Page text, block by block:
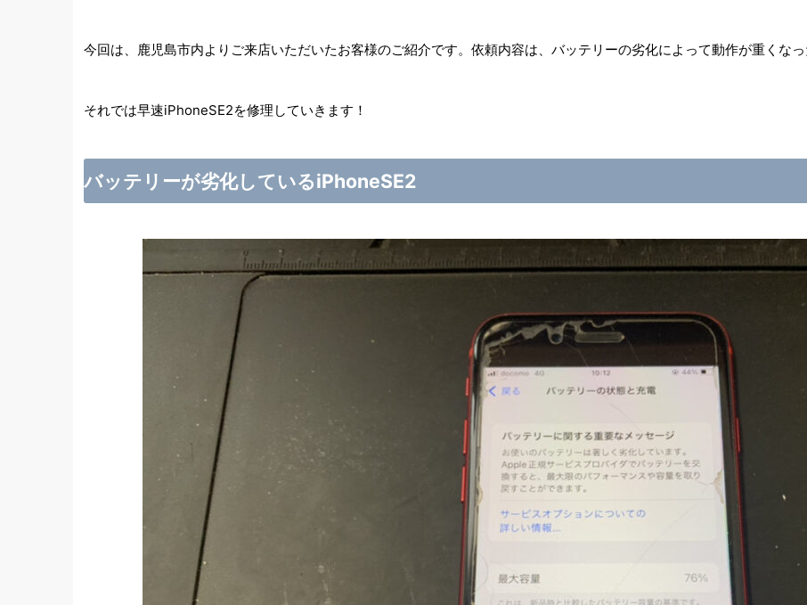
今回は、鹿児島市内よりご来店いただいたお客様のご紹介です。依頼内容は、バッテリーの劣化によって動作が重くな
それでは早速iPhoneSE2を修理していきます！
バッテリーが劣化しているiPhoneSE2